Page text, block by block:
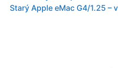
Starý Apple eMac G4/1.25 –